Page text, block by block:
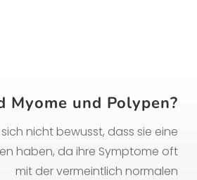
Myome und Polypen?
nicht bewusst, dass sie eine
haben, da ihre Symptome oft
mit der vermeintlich normalen